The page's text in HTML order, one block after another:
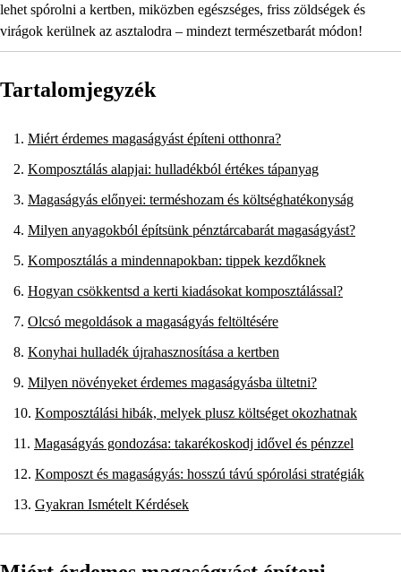
lehet spórolni a kertben, miközben egészséges, friss zöldségek és
virágok kerülnek az asztalodra – mindezt természetbarát módon!
Tartalomjegyzék
Miért érdemes magaságyást építeni otthonra?
Komposztálás alapjai: hulladékból értékes tápanyag
Magaságyás előnyei: terméshozam és költséghatékonyság
Milyen anyagokból építsünk pénztárcabarát magaságyást?
Komposztálás a mindennapokban: tippek kezdőknek
Hogyan csökkentsd a kerti kiadásokat komposztálással?
Olcsó megoldások a magaságyás feltöltésére
Konyhai hulladék újrahasznosítása a kertben
Milyen növényeket érdemes magaságyásba ültetni?
Komposztálási hibák, melyek plusz költséget okozhatnak
Magaságyás gondozása: takarékoskodj idővel és pénzzel
Komposzt és magaságyás: hosszú távú spórolási stratégiák
Gyakran Ismételt Kérdések